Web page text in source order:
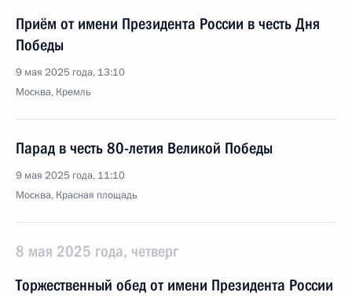
Приём от имени Президента России в честь Дня
Победы
9 мая 2025 года, 13:10
Москва, Кремль
Парад в честь 80-летия Великой Победы
9 мая 2025 года, 11:10
Москва, Красная площадь
8 мая 2025 года, четверг
Торжественный обед от имени Президента России